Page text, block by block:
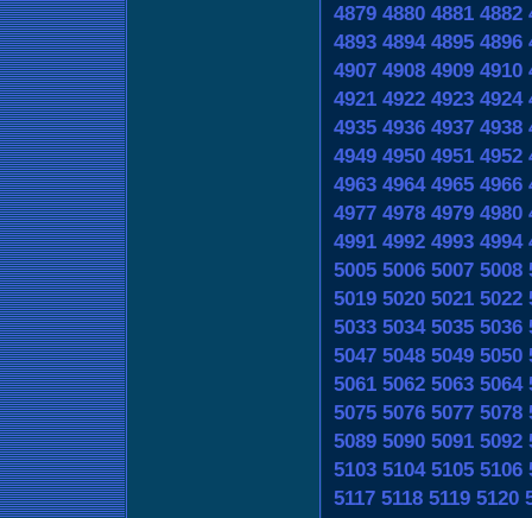
4879 4880 4881 4882
4893 4894 4895 4896
4907 4908 4909 4910
4921 4922 4923 4924
4935 4936 4937 4938
4949 4950 4951 4952
4963 4964 4965 4966
4977 4978 4979 4980
4991 4992 4993 4994
5005 5006 5007 5008
5019 5020 5021 5022
5033 5034 5035 5036
5047 5048 5049 5050
5061 5062 5063 5064
5075 5076 5077 5078
5089 5090 5091 5092
5103 5104 5105 5106
5117 5118 5119 5120